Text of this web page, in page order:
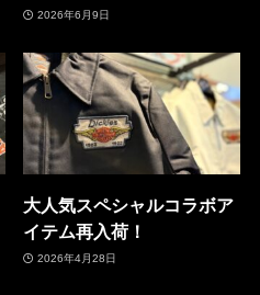
2026年6月9日
大人気スペシャルコラボア
イテム再入荷！
2026年4月28日